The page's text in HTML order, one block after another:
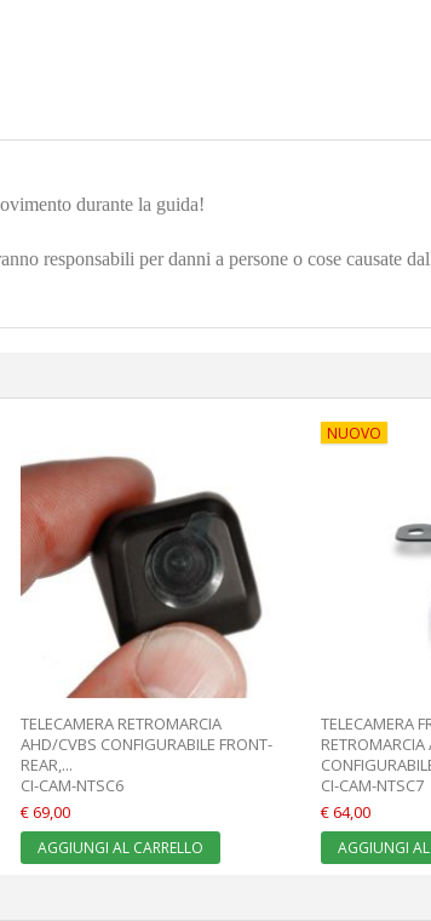
durante la guida!
responsabili per danni a persone o cose causate
TELECAMERA RETROMARCIA
AHD/CVBS CONFIGURABILE FRONT-
REAR,...
CI-CAM-NTSC6
€ 69,00
AGGIUNGI AL CARRELLO
NUOVO
TELECAMERA
CI-CAM-NTSC7
€ 64,00
AGGIUNGI